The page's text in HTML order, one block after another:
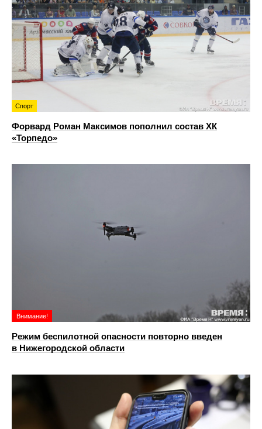
Спорт
Форвард Роман Максимов пополнил состав ХК
«Торпедо»
Внимание!
Режим беспилотной опасности повторно введен
в Нижегородской области